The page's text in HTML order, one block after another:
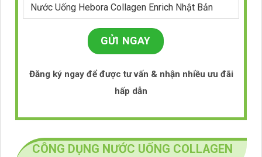
Đăng ký ngay để được tư vấn & nhận nhiều ưu đãi
hấp dẫn
CÔNG DỤNG NƯỚC UỐNG COLLAGEN